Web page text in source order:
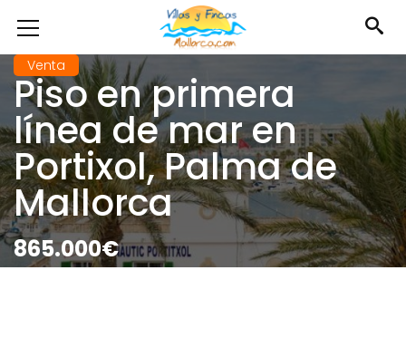
Venta
Piso en primera
línea de mar en
Portixol, Palma de
Mallorca
865.000€